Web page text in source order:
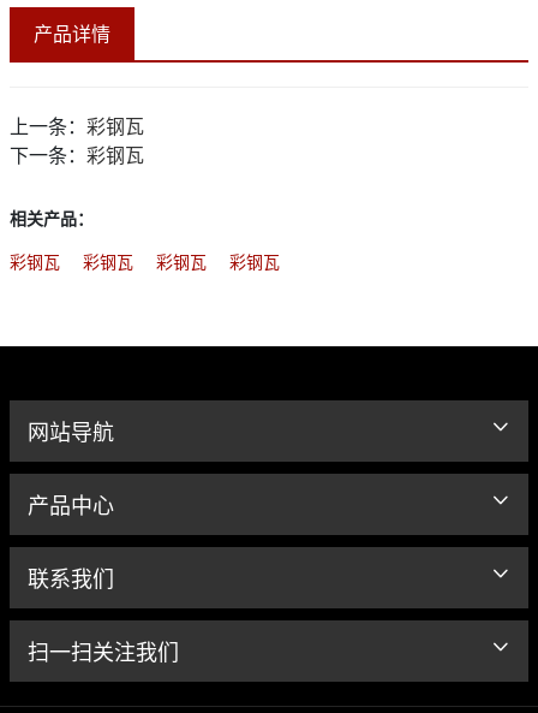
产品详情
上一条： 彩钢瓦
下一条： 彩钢瓦
相关产品：
彩钢瓦
彩钢瓦 彩钢瓦 彩钢瓦
网站导航
产品中心
联系我们
扫一扫关注我们